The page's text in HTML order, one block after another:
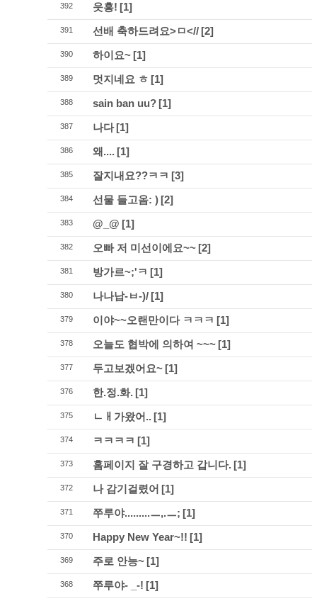
392 읏흥! [1]
391 선배 축하드려요>ㅁ<//[2]
390 하이요~[1]
389 멋지네요 ㅎ [1]
388 sain ban uu?[1]
387 나다[1]
386 왜....[1]
385 잘지내요??ㅋㅋ [3]
384 선물 들고옴: )[2]
383 @_@ [1]
382 오빠 저 미선이에요~~[2]
381 방가르~;'ㅋ [1]
380 나나납-ㅂ-)/[1]
379 이야~~오랜만이다 ㅋㅋㅋ [1]
378 오늘도 협박에 의하여 ~~~[1]
377 두고보겠어요~[1]
376 한.정.화.[1]
375 ㄴㅐ가왔어..[1]
374 ㅋㅋㅋㅋ [1]
373 홈페이지 잘 구경하고 갑니다.[1]
372 나 감기걸렸어 [1]
371 쭈루야.........ㅡ,.ㅡ; [1]
370 Happy New Year~!! [1]
369 주로 안능~[1]
368 쭈루야- _-! [1]